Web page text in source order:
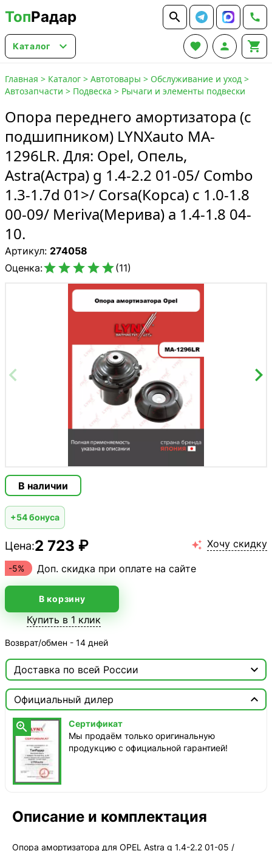
ТопРадар  
Каталог    
Главная > Каталог > Автотовары > Обслуживание и уход >
Автозапчасти > Подвеска > Рычаги и элементы подвески
Опора переднего амортизатора (с
подшипником) LYNXauto MA-
1296LR. Для: Opel, Опель,
Astra(Астра) g 1.4-2.2 01-05/ Combo
1.3-1.7d 01>/ Corsa(Корса) c 1.0-1.8
00-09/ Meriva(Мерива) a 1.4-1.8 04-
10.
Артикул: 274058
Оценка:(11)
В наличии
+54 бонуса
Цена:2 723 ₽  Хочу скидку
-5% Доп. скидка при оплате на сайте
В корзину
Купить в 1 клик
Возврат/обмен - 14 дней
Доставка по всей России 
 Москва
ТопРадар — Курьер
сегодня, от 350 ₽
ТопРадар — Самовывоз
сегодня, бесплатно
наб. Бережковская, д. 20, стр. 19
1-3 дня, от 385 ₽
Официальный дилер


Сертификат
Мы продаём только оригинальную
продукцию с официальной гарантией!
Описание и комплектация
Опора амортизатора для OPEL Astra g 1.4-2.2 01-05 /